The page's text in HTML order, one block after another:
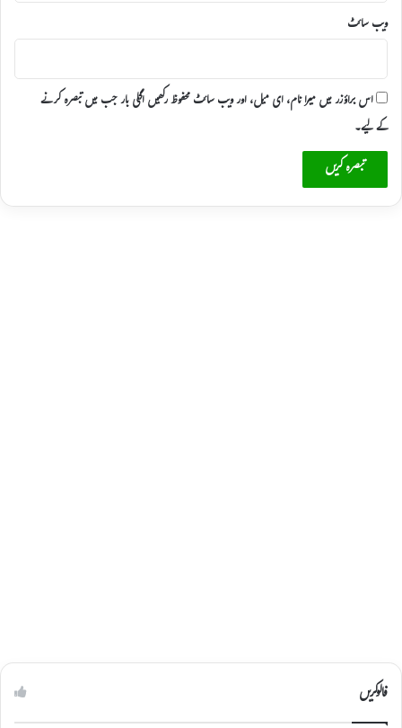
ویب‌ سائٹ
اس براؤزر میں میرا نام، ای میل، اور ویب سائٹ محفوظ رکھیں اگلی بار جب میں تبصرہ کرنے
کےلیے۔
فالوکریں